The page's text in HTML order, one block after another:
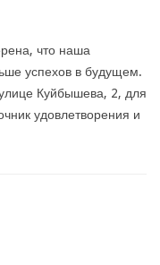
что наша
успехов в будущем.
Куйбышева, 2, для
удовлетворения и